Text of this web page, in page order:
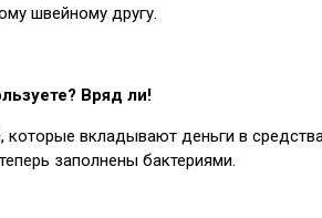
швейному другу.
Вряд ли!
вкладывают деньги в
заполнены бактериями.